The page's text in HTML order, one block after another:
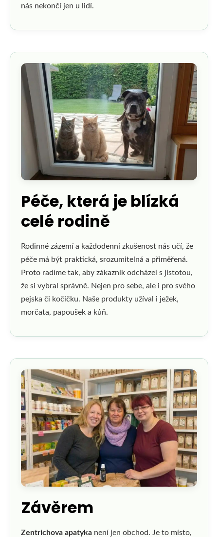
nás nekončí jen u lidí.
Péče, která je blízká
celé rodině
Rodinné zázemí a každodenní zkušenost nás učí, že
péče má být praktická, srozumitelná a přiměřená.
Proto radíme tak, aby zákazník odcházel s jistotou,
že si vybral správně. Nejen pro sebe, ale i pro svého
pejska či kočičku. Naše produkty užíval i ježek,
morčata, papoušek a kůň.
Závěrem
Zentrichova apatyka není jen obchod. Je to místo,